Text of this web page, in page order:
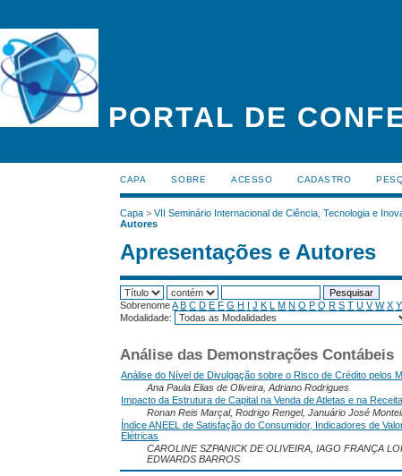
PORTAL DE
CAPA SOBRE ACESSO CADASTRO
Capa >VII Seminário Internacional de Ciência, Tecnologia e
Autores
Apresentações e Autores
SobrenomeA B C D E F G H I J K L M N O P Q R S T U V W X Y
Modalidade:
Análise das Demonstrações Contábeis
Análise do Nível de Divulgação sobre o Risco de Crédito pelos
Ana Paula Elias de Oliveira, Adriano Rodrigues
Impacto da Estrutura de Capital na Venda de Atletas e na
Ronan Reis Marçal, Rodrigo Rengel, Januário José
Índice ANEEL de Satisfação do Consumidor, Indicadores de
Elétricas
CAROLINE SZPANICK DE OLIVEIRA, IAGO FRANÇA
EDWARDS BARROS